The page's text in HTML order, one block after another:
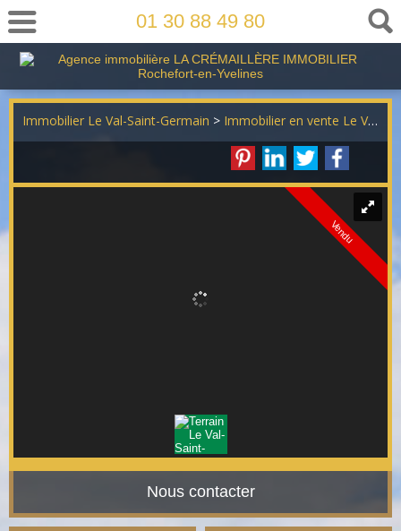
01 30 88 49 80
Immobilier Le Val-Saint-Germain > Immobilier en vente Le Val-Saint-Germain
Vendu
Nous contacter